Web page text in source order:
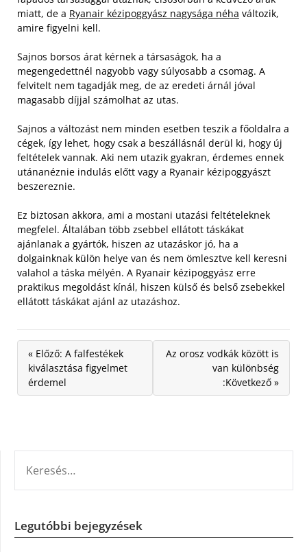
miatt, de a Ryanair kézipoggyász nagysága néha változik,
amire figyelni kell.
Sajnos borsos árat kérnek a társaságok, ha a
megengedettnél nagyobb vagy súlyosabb a csomag. A
felvitelt nem tagadják meg, de az eredeti árnál jóval
magasabb díjjal számolhat az utas.
Sajnos a változást nem minden esetben teszik a főoldalra a
cégek, így lehet, hogy csak a beszállásnál derül ki, hogy új
feltételek vannak. Aki nem utazik gyakran, érdemes ennek
utánanéznie indulás előtt vagy a Ryanair kézipoggyászt
beszereznie.
Ez biztosan akkora, ami a mostani utazási feltételeknek
megfelel. Általában több zsebbel ellátott táskákat
ajánlanak a gyártók, hiszen az utazáskor jó, ha a
dolgainknak külön helye van és nem ömlesztve kell keresni
valahol a táska mélyén. A Ryanair kézipoggyász erre
praktikus megoldást kínál, hiszen külső és belső zsebekkel
ellátott táskákat ajánl az utazáshoz.
« Előző: A falfestékek
kiválasztása figyelmet
érdemel
Az orosz vodkák között is
van különbség
:Következő »
Legutóbbi bejegyzések